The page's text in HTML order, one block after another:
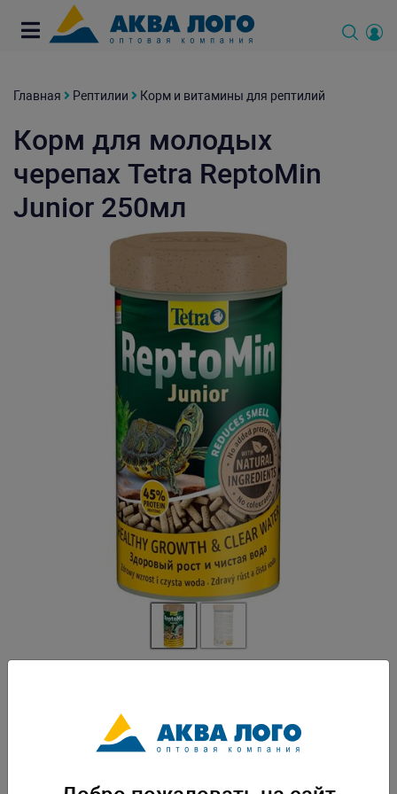
Главная Рептилии Корм и витамины для рептилий
Корм для молодых
черепах Tetra ReptoMin
Junior 250мл
Высококачественный сбалансированный питательный корм для
молодых водных черепах. Богат высококачественными протеинами и
содержит кальций и фосфор в оптимальном соотношении для